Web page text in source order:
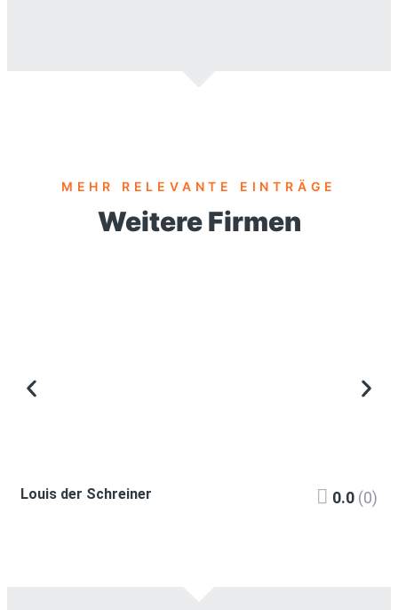
MEHR RELEVANTE EINTRÄGE
Weitere Firmen
Louis der Schreiner 0.0 (0)